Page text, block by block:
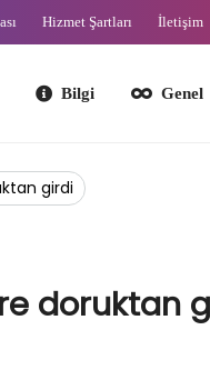
Hizmet Şartları İletişim
Bilgi Genel
girdi
doruktan